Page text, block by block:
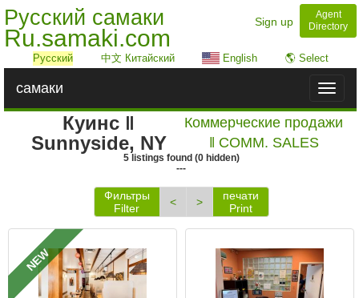
Русский самаки
Ru.samaki.com
Sign up
Agent
Directory
Русский 中文 Китайский English 🌎 Select
Toggle
самаки
Куинс ‖
Sunnyside, NY
Коммерческие продажи
‖ COMM. SALES
5 listings found (0hidden)
---
Фильтры
Filter
< >
печати
Print
NEW